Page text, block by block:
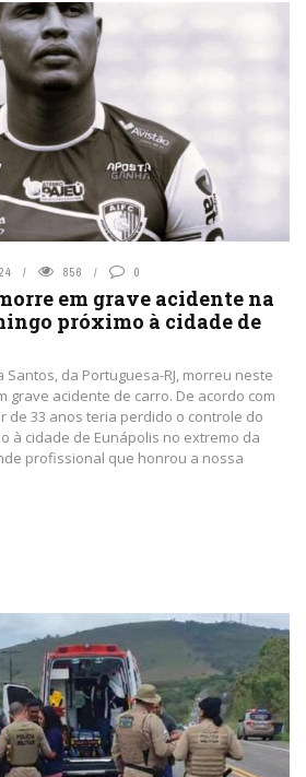
856 0
em grave acidente na
próximo à cidade de
da Portuguesa-RJ, morreu neste
grave acidente de carro. De acordo com
de 33 anos teria perdido o controle do
à cidade de Eunápolis no extremo da
profissional que honrou a nossa